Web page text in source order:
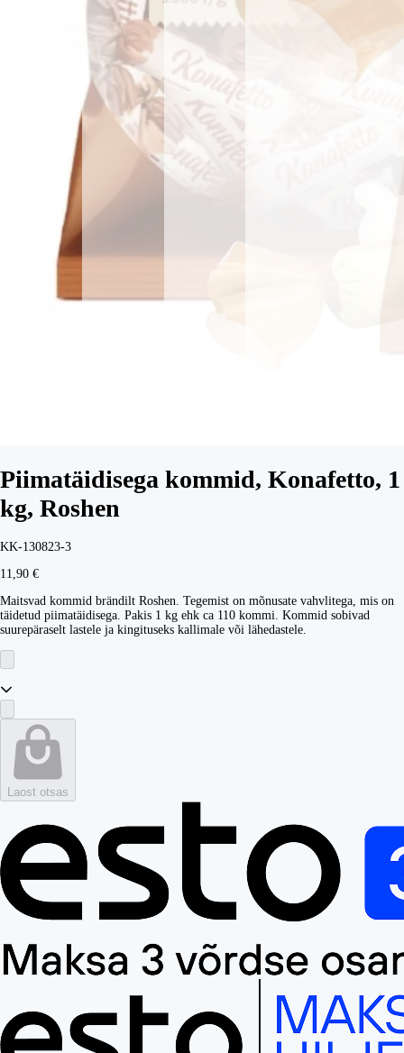
Piimatäidisega kommid, Konafetto, 1
kg, Roshen
KK-130823-3
11,90 €
Maitsvad kommid brändilt Roshen. Tegemist on mõnusate vahvlitega, mis on
täidetud piimatäidisega. Pakis 1 kg ehk ca 110 kommi. Kommid sobivad
suurepäraselt lastele ja kingituseks kallimale või lähedastele.
Laost otsas